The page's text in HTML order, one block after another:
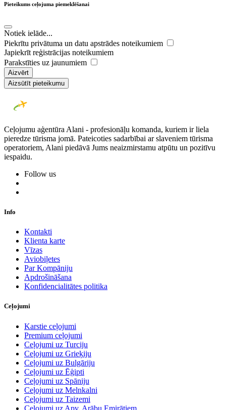
Pieteikums ceļojuma piemeklēšanai
Notiek ielāde...
Piekrītu privātuma un datu apstrādes noteikumiem
Japiekrīt reģistrācijas noteikumiem
Parakstīties uz jaunumiem
Aizvērt
Aizsūtīt pieteikumu
Ceļojumu aģentūra Alani - profesionāļu komanda, kuriem ir liela
pieredze tūrisma jomā. Pateicoties sadarbībai ar slaveniem tūrisma
operatoriem, Alani piedāvā Jums neaizmirstamu atpūtu un pozitīvu
iespaidu.
Follow us
Info
Kontakti
Klienta karte
Vīzas
Aviobiļetes
Par Kompāniju
Apdrošināšana
Konfidencialitātes politika
Ceļojumi
Karstie ceļojumi
Premium ceļojumi
Ceļojumi uz Turciju
Ceļojumi uz Grieķiju
Ceļojumi uz Bulgāriju
Ceļojumi uz Ēģipti
Ceļojumi uz Spāniju
Ceļojumi uz Melnkalni
Ceļojumi uz Taizemi
Ceļojumi uz Apv. Arābu Emirātiem